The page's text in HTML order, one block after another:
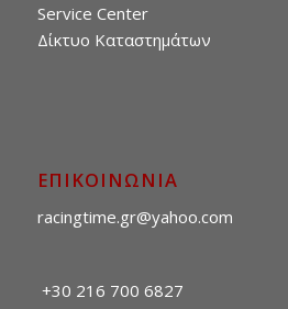
Service Center
Δίκτυο Καταστημάτων
ΕΠΙΚΟΙΝΩΝΙΑ
racingtime.gr@yahoo.com
+30 216 700 6827